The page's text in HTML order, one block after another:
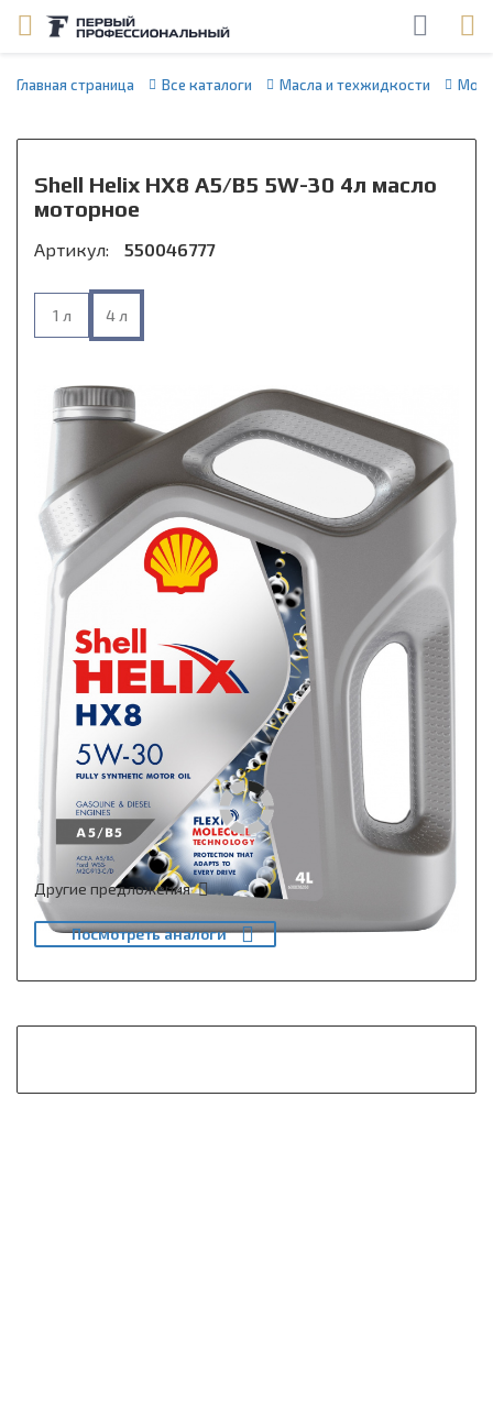
Главная страница Все каталоги Масла и техжидкости
Shell Helix HX8 A5/B5 5W-30 4л масло
моторное
Артикул: 550046777
1 л 4 л
Другие предложения
Посмотреть аналоги